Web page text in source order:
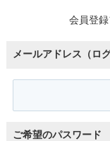
会員登録
メールアドレス（ロ
ご希望のパスワード